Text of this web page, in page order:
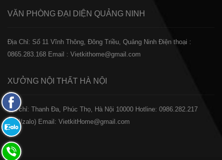
VĂN PHÒNG ĐẠI DIỆN QUẢNG NINH
Địa Chỉ: Số 11 Vĩnh Thông, Đông Triều, Quảng Ninh Điện thoại :
0865.283.168 Email : Vietkithome@gmail.com
XƯỞNG NỘI THẤT HÀ NỘI
️Địa chỉ: Thanh Đa, Phúc Thọ, Hà Nội 10000 Hotline: 0986.282.217
(Call/zalo) Email: VietkitHome@gmail.com
Fanpage
Facebook
Zalo:
0865.283.168
Hotline: